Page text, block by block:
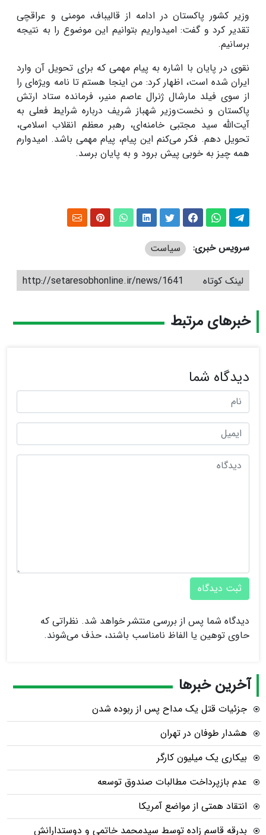
وزیر کشور پاکستان در ادامه از قالیباف، مومنی و عراقچی
تقدیر کرد و گفت: امیدواریم بتوانیم این موضوع را به نتیجه
برسانیم.
نقوی در پایان با اشاره به پیام مهمی که برای تحویل آن وارد
ایران شده است، اظهار کرد: من اینجا هستم تا نامه ویژه‌ای را
از سوی فیلد مارشال ژنرال عاصم منیر، فرمانده ستاد ارتش
پاکستان و نخست‌وزیر شهباز شریف درباره شرایط فعلی به
آیت‌الله سید مجتبی خامنه‌ای، رهبر معظم انقلاب اسلامی،
تحویل دهم. فکر می‌کنم این پیام، پیام مهمی باشد. امیدوارم
همه چیز به خوبی پیش برود و به پایان برسد.
سرویس خبری: سیاست
لینک کوتاه http://setaresobhonline.ir/news/1641
خبرهای مرتبط
دیدگاه شما
ثبت دیدگاه
دیدگاه شما پس از بررسی منتشر خواهد شد. نظراتی که
حاوی توهین یا الفاظ نامناسب باشند، حذف می‌شوند.
آخرین خبرها
جزئیات قتل یک مداح پس از ربوده شدن
هشدار طوفان در تهران
بیکاری یک میلیون کارگر
عدم بازپرداخت مطالبات صندوق توسعه
انتقاد همتی از مواضع آمریکا
بدرقه قاسم زاده توسط سیدمحمد خاتمی و دوستدارانش